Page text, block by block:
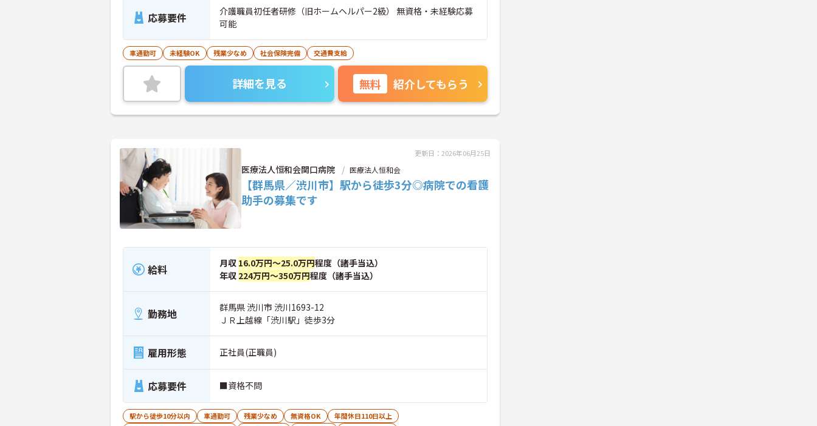
応募要件
介護職員初任者研修（旧ホームヘルパー2級） 無資格・未経験応募
可能
車通勤可 未経験OK 残業少なめ 社会保険完備 交通費支給
詳細を見る 無料 紹介してもらう
更新日：2026年06月25日
医療法人恒和会関口病院 医療法人恒和会
【群馬県／渋川市】駅から徒歩3分◎病院での看護
助手の募集です
給料 月収 16.0万円～25.0万円程度（諸手当込）
年収 224万円～350万円程度（諸手当込）
勤務地
群馬県 渋川市 渋川1693-12
ＪＲ上越線「渋川駅」徒歩3分
雇用形態 正社員(正職員)
応募要件 ■資格不問
駅から徒歩10分以内 車通勤可 残業少なめ 無資格OK
年間休日110日以上